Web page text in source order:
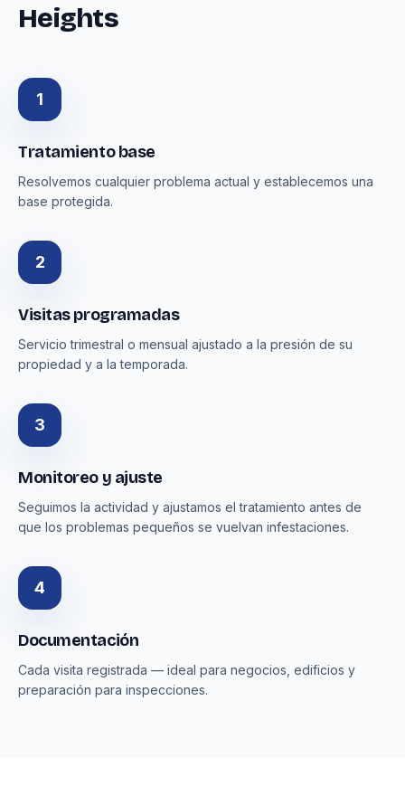
Heights
1
Tratamiento base
Resolvemos cualquier problema actual y establecemos una
base protegida.
2
Visitas programadas
Servicio trimestral o mensual ajustado a la presión de su
propiedad y a la temporada.
3
Monitoreo y ajuste
Seguimos la actividad y ajustamos el tratamiento antes de
que los problemas pequeños se vuelvan infestaciones.
4
Documentación
Cada visita registrada — ideal para negocios, edificios y
preparación para inspecciones.